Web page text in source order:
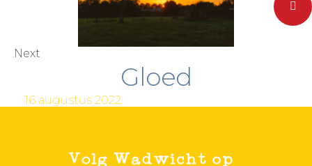
Next
Gloed
16 augustus 2022